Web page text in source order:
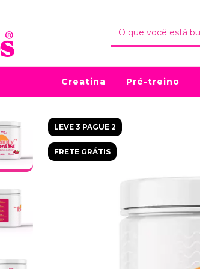
Creatina Pré-treino
LEVE 3 PAGUE 2
FRETE GRÁTIS